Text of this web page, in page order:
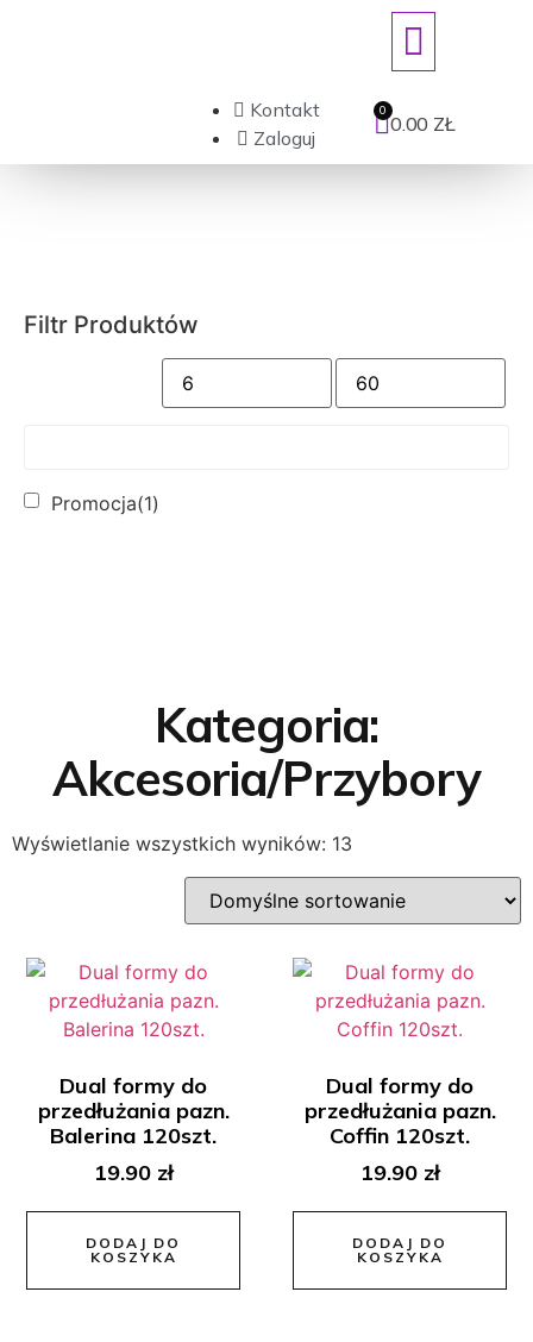
Kontakt
Zaloguj
0.00 ZŁ
Filtr Produktów
Promocja(1)
Kategoria:
Akcesoria/Przybory
Wyświetlanie wszystkich wyników: 13
Dual formy do
przedłużania pazn.
Balerina 120szt.
19.90 zł
DODAJ DO
KOSZYKA
Dual formy do
przedłużania pazn.
Coffin 120szt.
19.90 zł
DODAJ DO
KOSZYKA